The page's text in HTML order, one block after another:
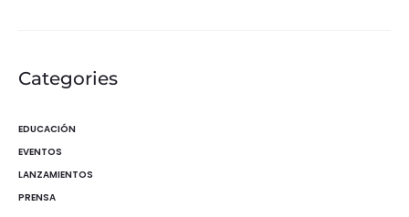
Categories
EDUCACIÓN
EVENTOS
LANZAMIENTOS
PRENSA